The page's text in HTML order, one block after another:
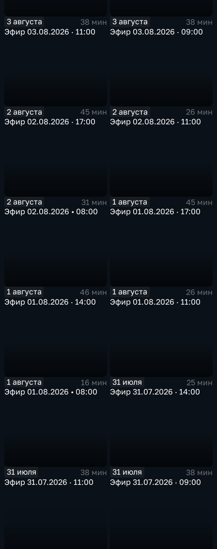
3 августа
38 мин
Эфир 03.08.2026 · 11:00
3 августа
38 мин
Эфир 03.08.2026 · 09:00
2 августа
45 мин
Эфир 02.08.2026 · 17:00
2 августа
26 мин
Эфир 02.08.2026 · 11:00
2 августа
31 мин
Эфир 02.08.2026 • 08:00
1 августа
45 мин
Эфир 01.08.2026 · 17:00
1 августа
46 мин
Эфир 01.08.2026 · 14:00
1 августа
26 мин
Эфир 01.08.2026 · 11:00
1 августа
16 мин
Эфир 01.08.2026 • 08:00
31 июля
25 мин
Эфир 31.07.2026 · 14:00
31 июля
38 мин
Эфир 31.07.2026 · 11:00
31 июля
38 мин
Эфир 31.07.2026 · 09:00